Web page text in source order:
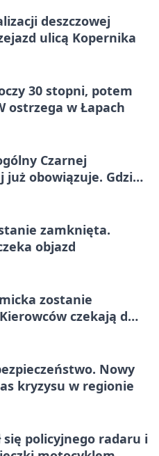
deszczowej
ulicą Kopernika
30 stopni, potem
ostrzega w Łapach
Czarnej
już obowiązuje. Gdzie
zamknięta.
objazd
zostanie
czekają dwa
Nowy
kryzysu w regionie
się policyjnego radaru i